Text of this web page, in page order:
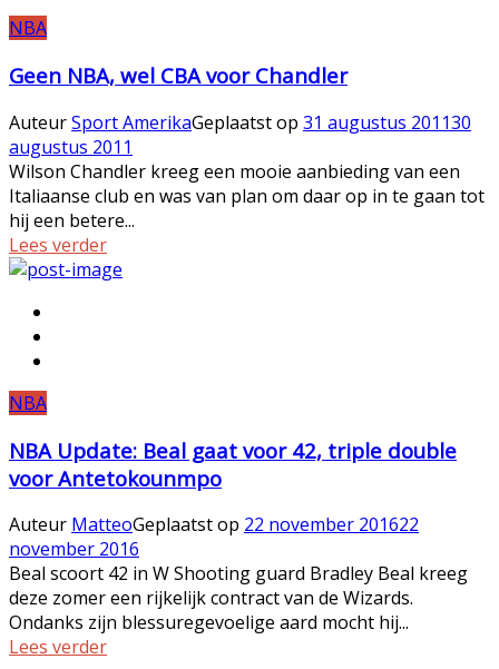
NBA
Geen NBA, wel CBA voor Chandler
AuteurSport AmerikaGeplaatst op 31 augustus 201130
augustus 2011
Wilson Chandler kreeg een mooie aanbieding van een
Italiaanse club en was van plan om daar op in te gaan tot
hij een betere...
Lees verder
NBA
NBA Update: Beal gaat voor 42, triple double
voor Antetokounmpo
Auteur MatteoGeplaatst op 22 november 201622
november 2016
Beal scoort 42 in W Shooting guard Bradley Beal kreeg
deze zomer een rijkelijk contract van de Wizards.
Ondanks zijn blessuregevoelige aard mocht hij...
Lees verder